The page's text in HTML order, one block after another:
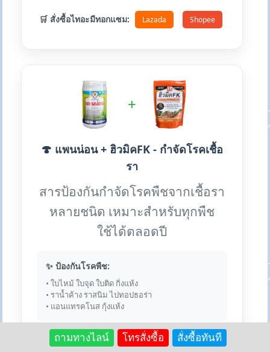
🛒 สั่งซื้อไทอะมีทอกแซม: Lazada Shopee
+
🍄 แพนน่อน + ฮิวมิคFK - กำจัดโรคเชื้อ
รา
สารป้องกันกำจัดโรคพืชจากเชื้อรา
หลายชนิด เหมาะสำหรับทุกพืช
ใช้ได้ตลอดปี
✨ ป้องกันโรคพืช:
• ใบไหม้ ใบจุด ใบติด กิ่งแห้ง
• ราน้ำค้าง ราสนิม ไปทอปธอร่า
• แอนแทรคโนส กุ้งแห้ง
💎 เหตุผลที่ใช้คู่กัน:
ถามทางไลน์ โทรสั่งซื้อ สั่งซื้อทันที